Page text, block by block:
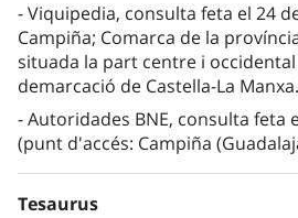
Viquipedia, consulta feta el 24
Campiña; Comarca de la
situada la part centre i
demarcació de Castella-La
Autoridades BNE, consulta feta
(punt d'accés: Campiña
Tesaurus